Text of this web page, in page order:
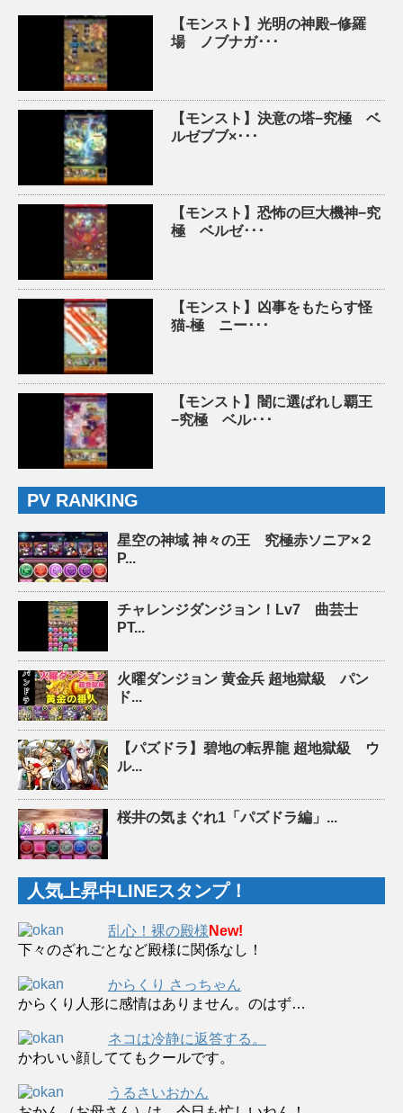
【モンスト】光明の神殿−修羅
場 ノブナガ･･･
【モンスト】決意の塔−究極 ベ
ルゼブブ×･･･
【モンスト】恐怖の巨大機神−究
極 ベルゼ･･･
【モンスト】凶事をもたらす怪
猫-極 ニー･･･
【モンスト】闇に選ばれし覇王
−究極 ベル･･･
PV RANKING
星空の神域 神々の王 究極赤ソニア×２
P...
チャレンジダンジョン！Lv7 曲芸士
PT...
火曜ダンジョン 黄金兵 超地獄級 パン
ド...
【パズドラ】碧地の転界龍 超地獄級 ウ
ル...
桜井の気まぐれ1「パズドラ編」...
人気上昇中LINEスタンプ！
乱心！裸の殿様 New!
下々のざれごとなど殿様に関係なし！
からくり さっちゃん
からくり人形に感情はありません。のはず…
ネコは冷静に返答する。
かわいい顔しててもクールです。
うるさいおかん